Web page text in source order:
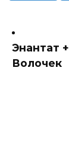
Энантат
Волочек